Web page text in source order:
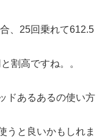
、25回乗れて612.5
割高ですね。。
ドあるあるの使い方
うと良いかもしれま